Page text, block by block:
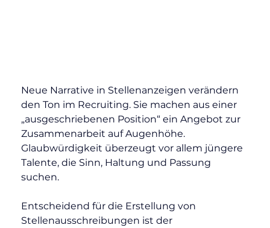
Neue Narrative in Stellenanzeigen verändern
den Ton im Recruiting. Sie machen aus einer
„ausgeschriebenen Position“ ein Angebot zur
Zusammenarbeit auf Augenhöhe.
Glaubwürdigkeit überzeugt vor allem jüngere
Talente, die Sinn, Haltung und Passung
suchen.
Entscheidend für die Erstellung von
Stellenausschreibungen ist der